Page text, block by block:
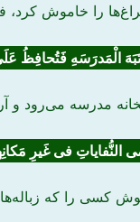
را خاموش کرد،
الْمَدرَسَهِ فَتُحافِظُ
مدرسه می‌رود و
النُّفایاتِ فی غَیرِ
کسی را که